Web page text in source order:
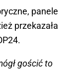
panele
przekazała
gościć to